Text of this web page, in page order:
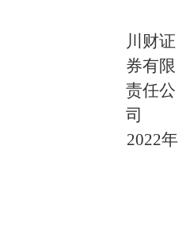
川财证
券有限
责任公
司
2022年